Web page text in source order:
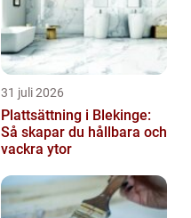
31 juli 2026
Plattsättning i Blekinge:
Så skapar du hållbara och
vackra ytor